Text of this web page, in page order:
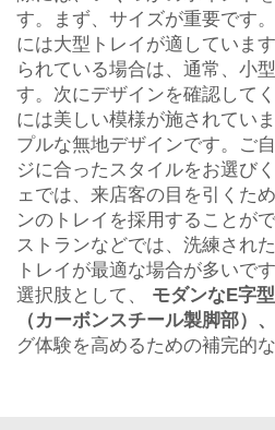
す。まず、サイズが重要です
には大型トレイが適していま
られている場合は、通常、小
す。次にデザインを確認して
には美しい模様が施されてい
プルな無地デザインです。ご
ジに合ったスタイルをお選び
ェでは、来店客の目を引くた
ンのトレイを採用することが
ストランなどでは、洗練され
トレイが最適な場合が多いで
選択肢として、 モダンなE字
（カーボンスチール製脚部）
グ体験を高めるための補完的